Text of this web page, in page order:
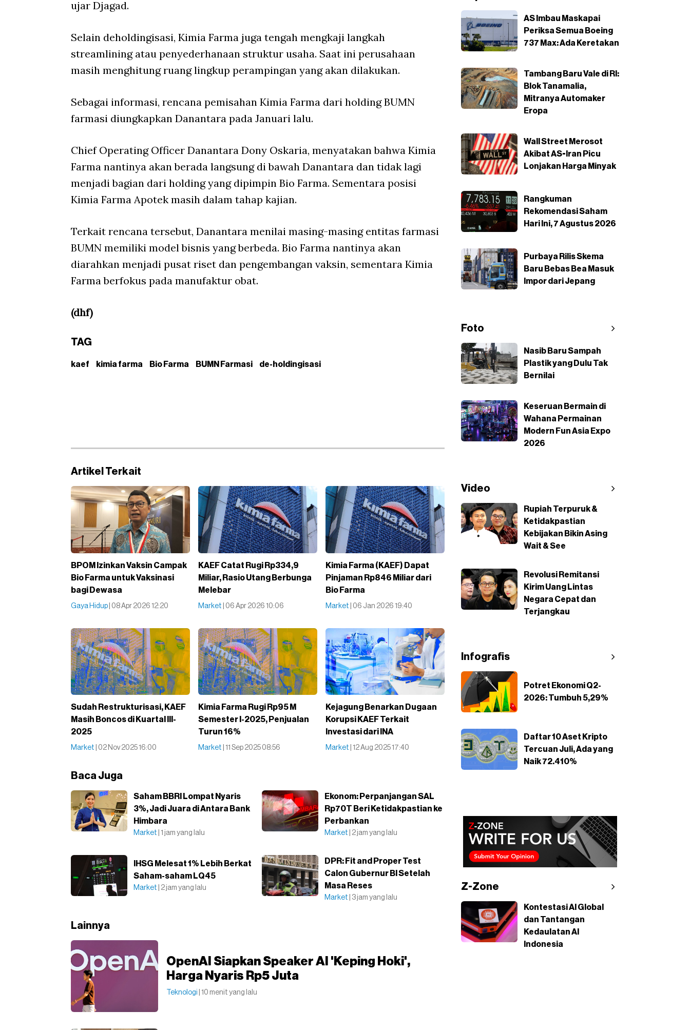
ujar Djagad.
Selain deholdingisasi, Kimia Farma juga tengah mengkaji langkah
streamlining atau penyederhanaan struktur usaha. Saat ini perusahaan
masih menghitung ruang lingkup perampingan yang akan dilakukan.
Sebagai informasi, rencana pemisahan Kimia Farma dari holding BUMN
farmasi diungkapkan Danantara pada Januari lalu.
Chief Operating Officer Danantara Dony Oskaria, menyatakan bahwa Kimia
Farma nantinya akan berada langsung di bawah Danantara dan tidak lagi
menjadi bagian dari holding yang dipimpin Bio Farma. Sementara posisi
Kimia Farma Apotek masih dalam tahap kajian.
Terkait rencana tersebut, Danantara menilai masing-masing entitas farmasi
BUMN memiliki model bisnis yang berbeda. Bio Farma nantinya akan
diarahkan menjadi pusat riset dan pengembangan vaksin, sementara Kimia
Farma berfokus pada manufaktur obat.
(dhf)
TAG
kaef kimia farma Bio Farma BUMN Farmasi de-holdingisasi
Artikel Terkait
BPOM Izinkan Vaksin Campak
Bio Farma untuk Vaksinasi
bagi Dewasa
Gaya Hidup | 08 Apr 2026 12:20
KAEF Catat Rugi Rp334,9
Miliar, Rasio Utang Berbunga
Melebar
Market | 06 Apr 2026 10:06
Kimia Farma (KAEF) Dapat
Pinjaman Rp846 Miliar dari
Bio Farma
Market | 06 Jan 2026 19:40
Sudah Restrukturisasi, KAEF
Masih Boncos di Kuartal III-
2025
Market | 02 Nov 2025 16:00
Kimia Farma Rugi Rp95 M
Semester I-2025, Penjualan
Turun 16%
Market | 11 Sep 2025 08:56
Kejagung Benarkan Dugaan
Korupsi KAEF Terkait
Investasi dari INA
Market | 12 Aug 2025 17:40
Baca Juga
Saham BBRI Lompat Nyaris
3%, Jadi Juara di Antara Bank
Himbara
Market | 1 jam yang lalu
Ekonom: Perpanjangan SAL
Rp70T Beri Ketidakpastian ke
Perbankan
Market | 2 jam yang lalu
IHSG Melesat 1% Lebih Berkat
Saham-saham LQ45
Market | 2 jam yang lalu
DPR: Fit and Proper Test
Calon Gubernur BI Setelah
Masa Reses
Market | 3 jam yang lalu
Lainnya
OpenAI Siapkan Speaker AI 'Keping Hoki',
Harga Nyaris Rp5 Juta
Teknologi | 10 menit yang lalu
AS Imbau Maskapai
Periksa Semua Boeing
737 Max: Ada Keretakan
Tambang Baru Vale di RI:
Blok Tanamalia,
Mitranya Automaker
Eropa
Wall Street Merosot
Akibat AS-Iran Picu
Lonjakan Harga Minyak
Rangkuman
Rekomendasi Saham
Hari Ini, 7 Agustus 2026
Purbaya Rilis Skema
Baru Bebas Bea Masuk
Impor dari Jepang
Foto
Nasib Baru Sampah
Plastik yang Dulu Tak
Bernilai
Keseruan Bermain di
Wahana Permainan
Modern Fun Asia Expo
2026
Video
Rupiah Terpuruk &
Ketidakpastian
Kebijakan Bikin Asing
Wait & See
Revolusi Remitansi
Kirim Uang Lintas
Negara Cepat dan
Terjangkau
Infografis
Potret Ekonomi Q2-
2026: Tumbuh 5,29%
Daftar 10 Aset Kripto
Tercuan Juli, Ada yang
Naik 72.410%
Z-Zone
Kontestasi AI Global
dan Tantangan
Kedaulatan AI
Indonesia